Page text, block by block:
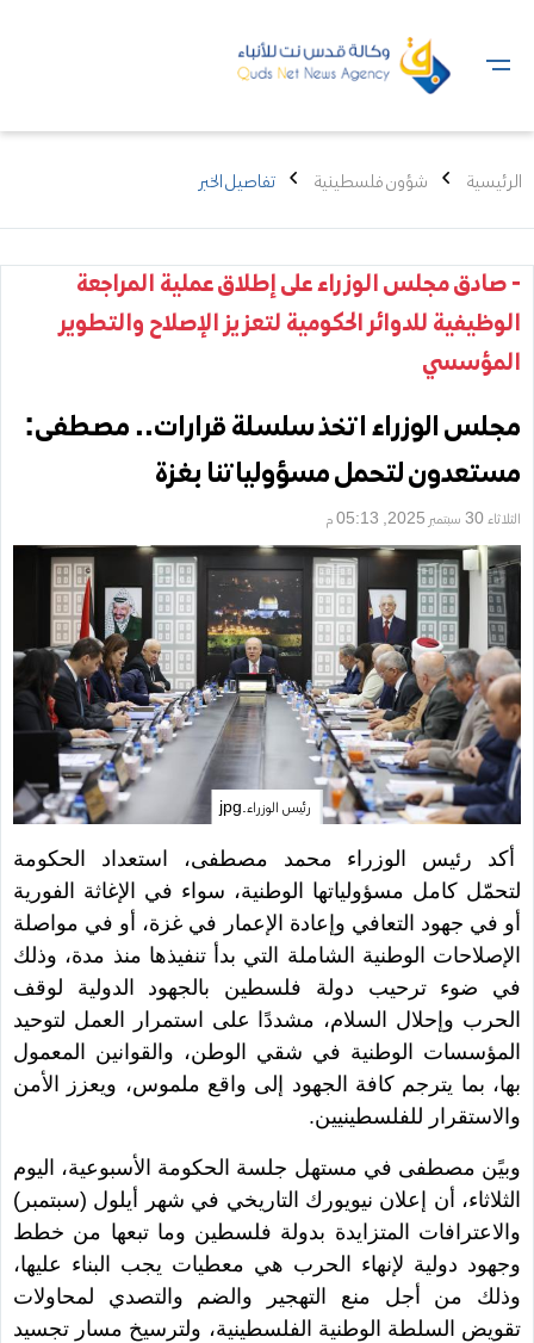
الرئيسية شؤون فلسطينية تفاصيل الخبر
- صادق مجلس الوزراء على إطلاق عملية المراجعة
الوظيفية للدوائر الحكومية لتعزيز الإصلاح والتطوير
المؤسسي
مجلس الوزراء اتخذ سلسلة قرارات.. مصطفى:
مستعدون لتحمل مسؤولياتنا بغزة
الثلاثاء 30 سبتمبر 2025, 05:13 م
رئيس الوزراء.jpg
أكد رئيس الوزراء محمد مصطفى، استعداد الحكومة
لتحمّل كامل مسؤولياتها الوطنية، سواء في الإغاثة الفورية
أو في جهود التعافي وإعادة الإعمار في غزة، أو في مواصلة
الإصلاحات الوطنية الشاملة التي بدأ تنفيذها منذ مدة، وذلك
في ضوء ترحيب دولة فلسطين بالجهود الدولية لوقف
الحرب وإحلال السلام، مشددًا على استمرار العمل لتوحيد
المؤسسات الوطنية في شقي الوطن، والقوانين المعمول
بها، بما يترجم كافة الجهود إلى واقع ملموس، ويعزز الأمن
والاستقرار للفلسطينيين.
وبيًن مصطفى في مستهل جلسة الحكومة الأسبوعية، اليوم
الثلاثاء، أن إعلان نيويورك التاريخي في شهر أيلول (سبتمبر)
والاعترافات المتزايدة بدولة فلسطين وما تبعها من خطط
وجهود دولية لإنهاء الحرب هي معطيات يجب البناء عليها،
وذلك من أجل منع التهجير والضم والتصدي لمحاولات
تقويض السلطة الوطنية الفلسطينية، ولترسيخ مسار تجسيد